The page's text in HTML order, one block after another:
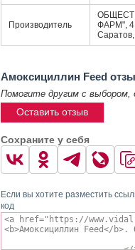
Производитель
ФАРМ",
Амоксициллин Feed
Помогите другим с выбором,
Оставить отзыв
Сохраните у себя
Если вы хотите разместить
код